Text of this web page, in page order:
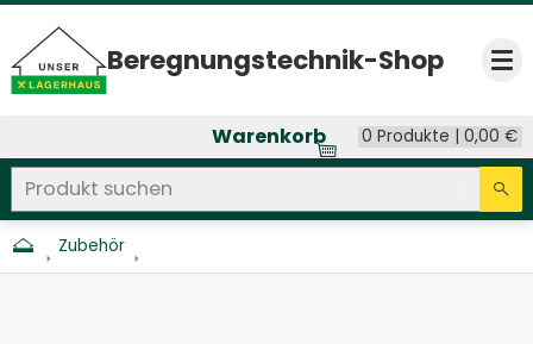
Beregnungs­technik-Shop
Warenkorb 0 Produkte |0,00€
Seitenweite Suche
Produkt suchen
Zubehör